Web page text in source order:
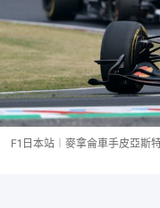
F1日本站︱麥拿侖車手皮亞斯